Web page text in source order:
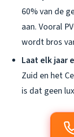
60% van de
aan. Vooral
wordt bros
Laat elk jaar
Zuid en het
is dat geen